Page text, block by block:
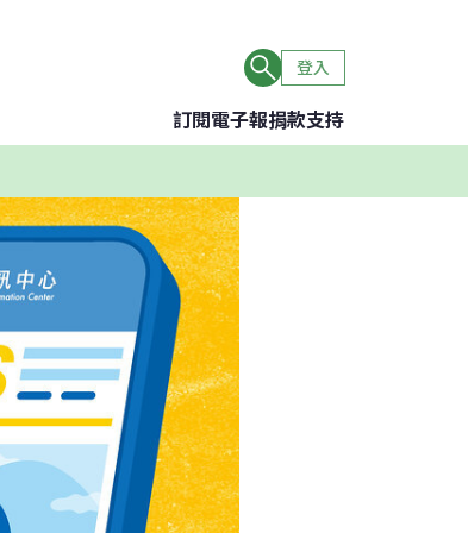
登入
訂閱電子報捐款支持